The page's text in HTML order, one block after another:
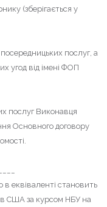
(зберігається у
послуг, а
угод від імені ФОП
послуг Виконавця
Основного договору
в еквіваленті становить
США за курсом НБУ на